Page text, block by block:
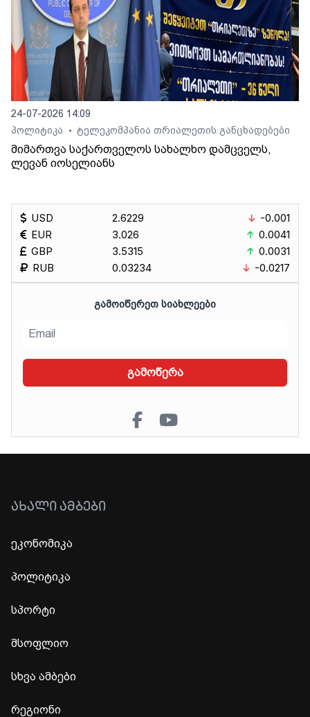
24-07-2026 14:09
პოლიტიკა
• ტელეკომპანია თრიალეთის განცხადებები
მიმართვა საქართველოს სახალხო დამცველს,
ლევან იოსელიანს
USD
EUR
GBP
RUB
2.6229
3.026
3.5315
0.03234
-0.001
0.0041
0.0031
-0.0217
ᲒᲐᲛᲝᲘᲬᲔᲠᲔᲗ ᲡᲘᲐᲮᲚᲔᲔᲑᲘ
გამოწერა
ᲐᲮᲐᲚᲘ ᲐᲛᲑᲔᲑᲘ
ეკონომიკა
პოლიტიკა
სპორტი
მსოფლიო
სხვა ამბები
რეგიონი